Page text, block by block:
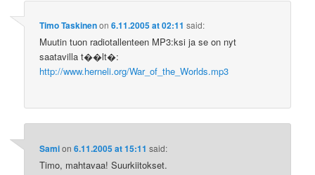
Timo Taskinenon6.11.2005 at 02:11 said:
Muutin tuon radiotallenteen MP3:ksi ja se on nyt
saatavilla t��lt�:
http://www.herneli.org/War_of_the_Worlds.mp3
Samion6.11.2005 at 15:11 said:
Timo, mahtavaa! Suurkiitokset.